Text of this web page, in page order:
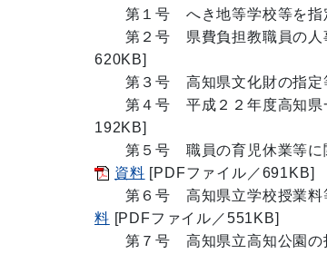
第１号 へき地等学校等を指
第２号 県費負担教職員の人
620KB]
第３号 高知県文化財の指定
第４号 平成２２年度高知県
192KB]
第５号 職員の育児休業等に関
資料 [PDFファイル／691KB]
第６号 高知県立学校授業料等
料 [PDFファイル／551KB]
第７号 高知県立高知公園の